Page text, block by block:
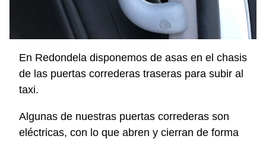
En Redondela disponemos de asas en el chasis
de las puertas correderas traseras para subir al
taxi.
Algunas de nuestras puertas correderas son
eléctricas, con lo que abren y cierran de forma